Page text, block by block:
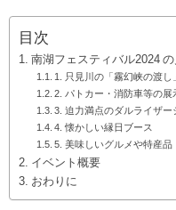
目次
南湖フェスティバル2024
1. 只見川の「霧幻峡の渡し
2. パトカー・消防車等の展
3. 迫力満点のダルライザー
4. 懐かしい縁日ブース
5. 美味しいグルメや特産品
イベント概要
おわりに